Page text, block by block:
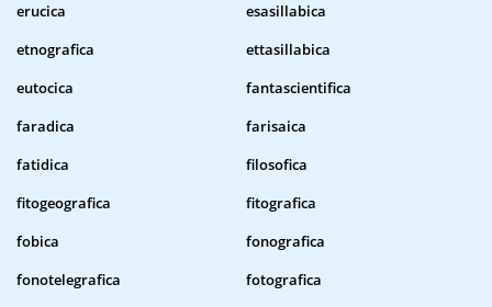
erucica
esasillabica
etnografica
ettasillabica
eutocica
fantascientifica
faradica
farisaica
fatidica
filosofica
fitogeografica
fitografica
fobica
fonografica
fonotelegrafica
fotografica